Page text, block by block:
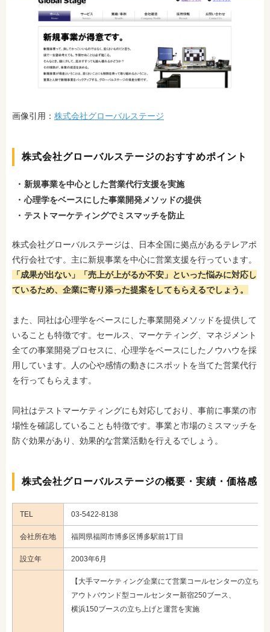
画像引用： 株式会社グローバルステージ
株式会社グローバルステージのおすすめポイント
新規事業を中心とした営業代行支援を実施
心理学をベースにした事業開発メソッドの提供
テストマーケティングでミスマッチを防止
株式会社グローバルステージは、日本全国に拠点があるテレアポ
代行会社です。主に新規事業を中心に営業支援を行っています。
「成果が出ない」「売上が上がるか不安」といった悩みに対応し
ているため、企業に寄り添った提案をしてもらえるでしょう。
また、同社は心理学をベースにした事業開発メソッドを提供して
いることも特徴です。セールス、マーケティング、マネジメント
全ての事業開発プロセスに、心理学をベースにしたノウハウを採
用しています。人の心や感情の動きにスポットを当てた営業代行
を行ってもらえます。
同社はテストマーケティングにも対応しており、事前に事業の市
場性を確認していることも特徴です。事業と市場のミスマッチを
防ぐ効果があり、効果的な営業活動を行えるでしょう。
株式会社グローバルステージの概要・実績・価格感
TEL 03-5422-8138
会社所在地 福岡県福岡市博多区博多駅前1丁目
設立年 2003年6月
【大手マーケティング企業にて営業コールセンターの立ち上
アウトバウンド型コールセンター新宿250ブース、
横浜150ブースの立ち上げと運営を実施